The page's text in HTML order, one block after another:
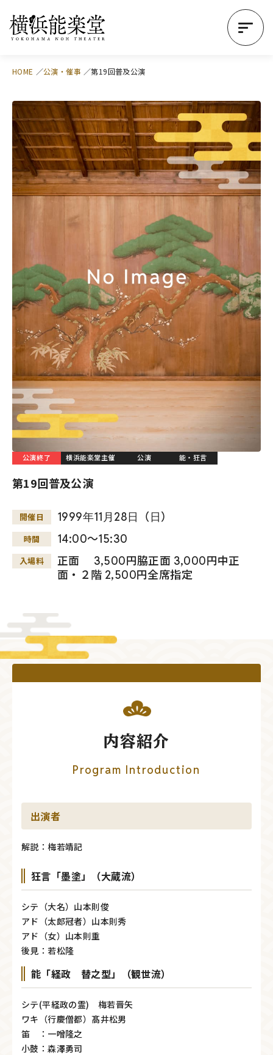
HOME 公演・催事 第19回普及公演
公演終了 横浜能楽堂主催 公演 能・狂言
第19回普及公演
開催日 1999年11 月 28日 （日）
時間 14:00～15:30
入場料
正面 3,500円脇正面 3,000円中正
面・２階 2,500円全席指定
内容紹介
Program Introduction
出演者
解説：梅若靖記
狂言「墨塗」（大蔵流）
シテ（大名）山本則俊
アド（太郎冠者）山本則秀
アド（女）山本則重
後見：若松隆
能「経政 替之型」（観世流）
シテ(平経政の霊) 梅若晋矢
ワキ（行慶僧都）髙井松男
笛 ：一噌隆之
小鼓：森澤勇司